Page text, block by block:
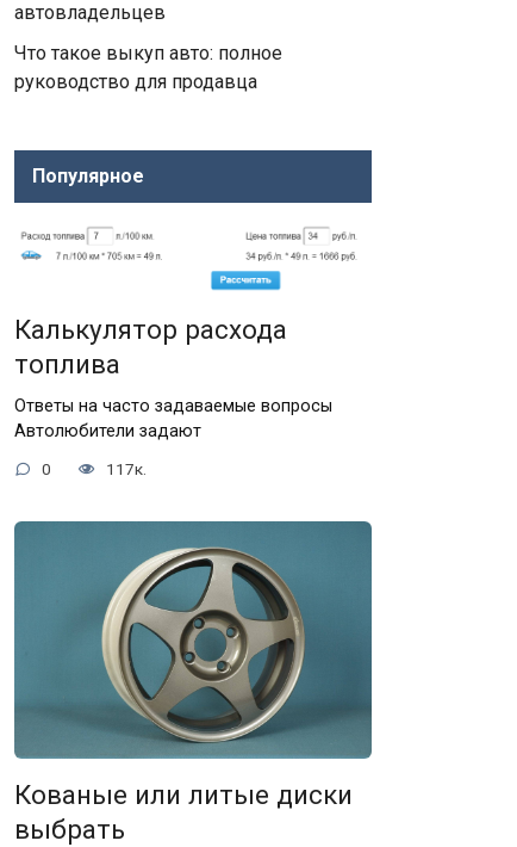
автовладельцев
Что такое выкуп авто: полное
руководство для продавца
Популярное
Калькулятор расхода
топлива
Ответы на часто задаваемые вопросы
Автолюбители задают
0 117к.
Кованые или литые диски
выбрать